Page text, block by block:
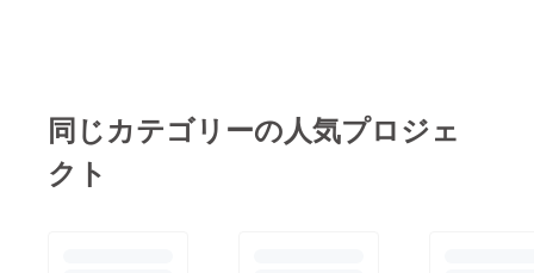
し、満足感いっぱい
で、是非また舞台に立
同じカテゴリーの人気プロジェ
クト